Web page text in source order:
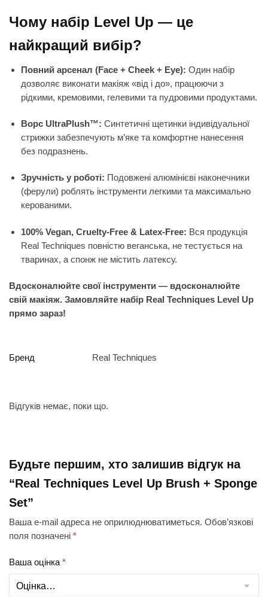
Чому набір Level Up — це
найкращий вибір?
Повний арсенал (Face + Cheek + Eye): Один набір
дозволяє виконати макіяж «від і до», працюючи з
рідкими, кремовими, гелевими та пудровими продуктами.
Ворс UltraPlush™: Синтетичні щетинки індивідуальної
стрижки забезпечують м’яке та комфортне нанесення
без подразнень.
Зручність у роботі: Подовжені алюмінієві наконечники
(ферули) роблять інструменти легкими та максимально
керованими.
100% Vegan, Cruelty-Free & Latex-Free: Вся продукція
Real Techniques повністю веганська, не тестується на
тваринах, а спонж не містить латексу.
Вдосконалюйте свої інструменти — вдосконалюйте
свій макіяж. Замовляйте набір Real Techniques Level Up
прямо зараз!
Бренд Real Techniques
Відгуків немає, поки що.
Будьте першим, хто залишив відгук на
“Real Techniques Level Up Brush + Sponge
Set”
Ваша e-mail адреса не оприлюднюватиметься. Обов’язкові
поля позначені *
Ваша оцінка *